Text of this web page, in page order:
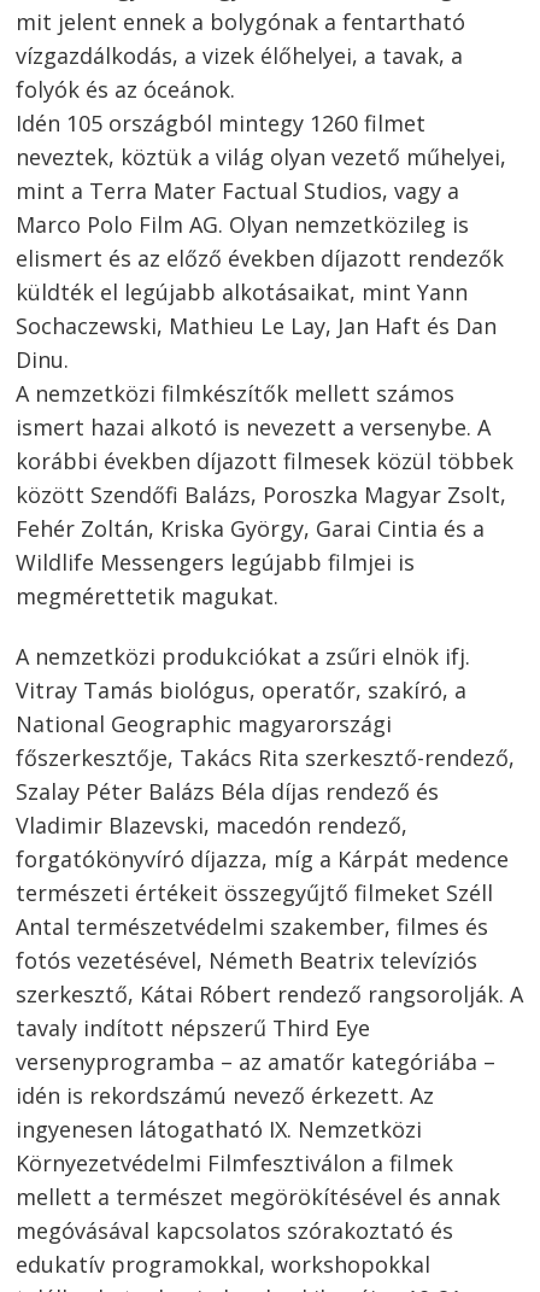
mit jelent ennek a bolygónak a fentartható
vízgazdálkodás, a vizek élőhelyei, a tavak, a
folyók és az óceánok.
Idén 105 országból mintegy 1260 filmet
neveztek, köztük a világ olyan vezető műhelyei,
mint a Terra Mater Factual Studios, vagy a
Marco Polo Film AG. Olyan nemzetközileg is
elismert és az előző években díjazott rendezők
küldték el legújabb alkotásaikat, mint Yann
Sochaczewski, Mathieu Le Lay, Jan Haft és Dan
Dinu.
A nemzetközi filmkészítők mellett számos
ismert hazai alkotó is nevezett a versenybe. A
korábbi években díjazott filmesek közül többek
között Szendőfi Balázs, Poroszka Magyar Zsolt,
Fehér Zoltán, Kriska György, Garai Cintia és a
Wildlife Messengers legújabb filmjei is
megmérettetik magukat.
A nemzetközi produkciókat a zsűri elnök ifj.
Vitray Tamás biológus, operatőr, szakíró, a
National Geographic magyarországi
főszerkesztője, Takács Rita szerkesztő-rendező,
Szalay Péter Balázs Béla díjas rendező és
Vladimir Blazevski, macedón rendező,
forgatókönyvíró díjazza, míg a Kárpát medence
természeti értékeit összegyűjtő filmeket Széll
Antal természetvédelmi szakember, filmes és
fotós vezetésével, Németh Beatrix televíziós
szerkesztő, Kátai Róbert rendező rangsorolják. A
tavaly indított népszerű Third Eye
versenyprogramba – az amatőr kategóriába –
idén is rekordszámú nevező érkezett. Az
ingyenesen látogatható IX. Nemzetközi
Környezetvédelmi Filmfesztiválon a filmek
mellett a természet megörökítésével és annak
megóvásával kapcsolatos szórakoztató és
edukatív programokkal, workshopokkal
Bejegyzés